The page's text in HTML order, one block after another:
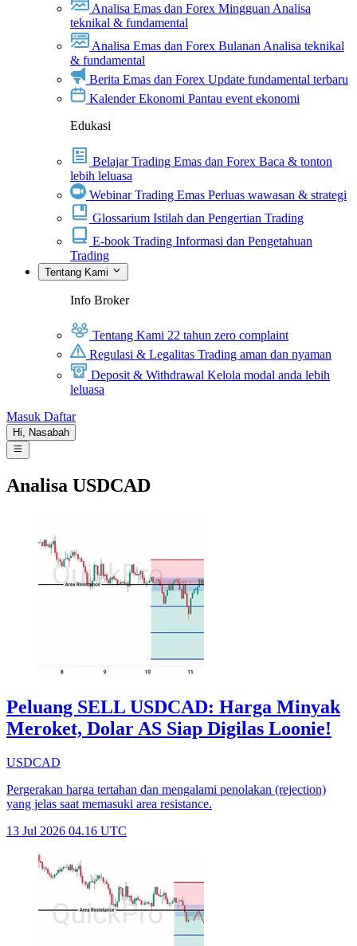
Analisa Emas dan Forex Mingguan Analisa
teknikal & fundamental
Analisa Emas dan Forex Bulanan Analisa teknikal
& fundamental
Berita Emas dan Forex Update fundamental terbaru
Kalender Ekonomi Pantau event ekonomi
Edukasi
Belajar Trading Emas dan Forex Baca & tonton
lebih leluasa
Webinar Trading Emas Perluas wawasan & strategi
Glossarium Istilah dan Pengertian Trading
E-book Trading Informasi dan Pengetahuan
Trading
Tentang Kami
Info Broker
Tentang Kami 22 tahun zero complaint
Regulasi & Legalitas Trading aman dan nyaman
Deposit & Withdrawal Kelola modal anda lebih
leluasa
Masuk Daftar
Hi, Nasabah
Analisa USDCAD
Peluang SELL USDCAD: Harga Minyak
Meroket, Dolar AS Siap Digilas Loonie!
USDCAD
Pergerakan harga tertahan dan mengalami penolakan (rejection)
yang jelas saat memasuki area resistance.
13 Jul 2026 04.16 UTC